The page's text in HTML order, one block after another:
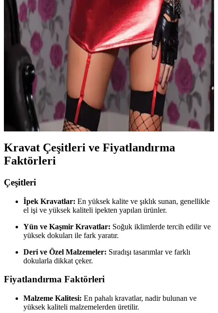
Penti Saten Lace Dantel Babydoll: Şıklık ve
Konforu Bir Arada Sunan İç Giyim Parçası
Penti'nin saten lace dantel babydoll'u, şık tasarımı ve rahatlığıyla öne
çıkar. yüksek kaliteli malzemeleri ve zarif detaylarıyla günlük ve
özel anlarınızda tercih edebilirsiniz.
Merry See Deri Kırmızı Gecelik ve Çorap Seti İç
Giyim Koleksiyonunda Öne Çıkan Parça
Deri malzemeden üretilen Merry See kırmızı gecelik ve çorap seti,
şık tasarımı ve dayanıklılığıyla öne çıkar. Günlük ve özel anlar için
uygun, bakım talimatlarına uyulduğunda uzun süre kullanılabilir.
Kravat Çeşitleri ve Fiyatlandırma
Faktörleri
Çeşitleri
İpek Kravatlar: En yüksek kalite ve şıklık sunan, genellikle
el işi ve yüksek kaliteli ipekten yapılan ürünler.
Yün ve Kaşmir Kravatlar: Soğuk iklimlerde tercih edilir ve
yüksek dokuları ile fark yaratır.
Deri ve Özel Malzemeler: Sıradışı tasarımlar ve farklı
dokularla dikkat çeker.
Fiyatlandırma Faktörleri
Malzeme Kalitesi: En pahalı kravatlar, nadir bulunan ve
yüksek kaliteli malzemelerden üretilir.